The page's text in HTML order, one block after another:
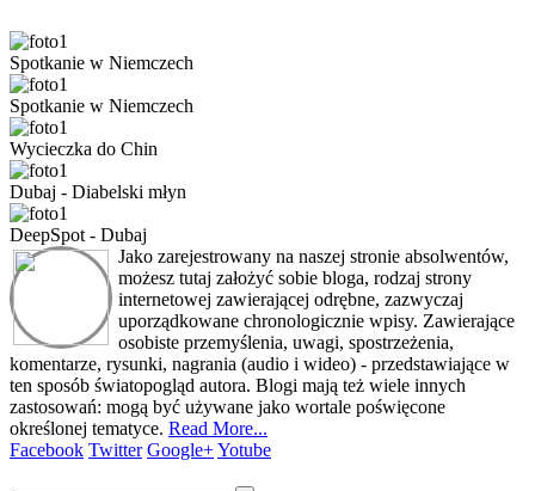
Spotkanie w Niemczech
Spotkanie w Niemczech
Wycieczka do Chin
Dubaj - Diabelski młyn
DeepSpot - Dubaj
Jako zarejestrowany na naszej stronie absolwentów,
możesz tutaj założyć sobie bloga, rodzaj strony
internetowej zawierającej odrębne, zazwyczaj
uporządkowane chronologicznie wpisy. Zawierające
osobiste przemyślenia, uwagi, spostrzeżenia,
komentarze, rysunki, nagrania (audio i wideo) - przedstawiające w
ten sposób światopogląd autora. Blogi mają też wiele innych
zastosowań: mogą być używane jako wortale poświęcone
określonej tematyce. Read More...
Facebook Twitter Google+Yotube